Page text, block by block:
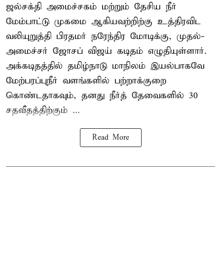
ஜல்சக்தி அமைச்சகம் மற்றும் தேசிய நீர்
மேம்பாட்டு முகமை ஆகியவற்றிற்கு உத்திரவிட
வலியுறுத்தி பிரதமர் நரேந்திர மோடிக்கு, முதல்-
அமைச்சர் ஜோசப் விஜய் கடிதம் எழுதியுள்ளார்.
அக்கடிதத்தில் தமிழ்நாடு மாநிலம் இயல்பாகவே
மேற்பரப்புநீர் வளங்களில் பற்றாக்குறை
கொண்டதாகவும், தனது நீர்த் தேவைகளில் 30
சதவீதத்திற்கும் ...
Read More